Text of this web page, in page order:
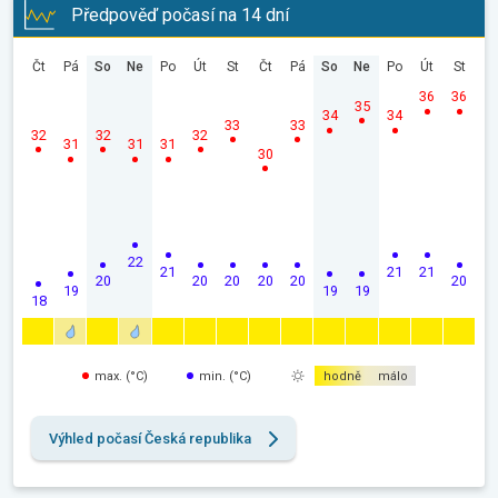
Předpověď počasí na 14 dní
Čt
18
32
Pá
19
31
So
20
32
Ne
22
31
Po
21
31
Út
20
32
St
20
33
Čt
20
30
Pá
20
33
So
19
34
Ne
19
35
Po
21
34
Út
21
36
St
20
36
max. (°C) min. (°C) hodně málo
Výhled počasí Česká republika